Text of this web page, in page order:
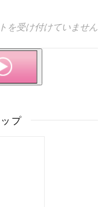
F54クラブマン サイ
を受け付けていません
プ